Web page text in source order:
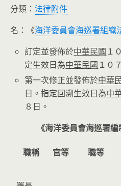
分類： 法律附件
名：《海洋委員會海巡署組織
訂定並發佈於中華民國 １
定生效日為中華民國 １０
第一次修正並發佈於中華
日。指定回溯生效日為中
８日。
《海洋委員會海巡署
職稱 官等 職等